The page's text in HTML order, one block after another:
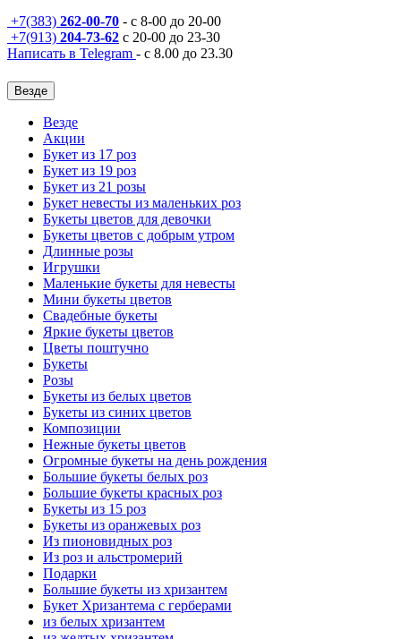
+7(383) 262-00-70 - с 8-00 до 20-00
+7(913) 204-73-62 с 20-00 до 23-30
Написать в Telegram - с 8.00 до 23.30
Везде
Везде
Акции
Букет из 17 роз
Букет из 19 роз
Букет из 21 розы
Букет невесты из маленьких роз
Букеты цветов для девочки
Букеты цветов с добрым утром
Длинные розы
Игрушки
Маленькие букеты для невесты
Мини букеты цветов
Свадебные букеты
Яркие букеты цветов
Цветы поштучно
Букеты
Розы
Букеты из белых цветов
Букеты из синих цветов
Композиции
Нежные букеты цветов
Огромные букеты на день рождения
Большие букеты белых роз
Большие букеты красных роз
Букеты из 15 роз
Букеты из оранжевых роз
Из пионовидных роз
Из роз и альстромерий
Подарки
Большие букеты из хризантем
Букет Хризантема с герберами
из белых хризантем